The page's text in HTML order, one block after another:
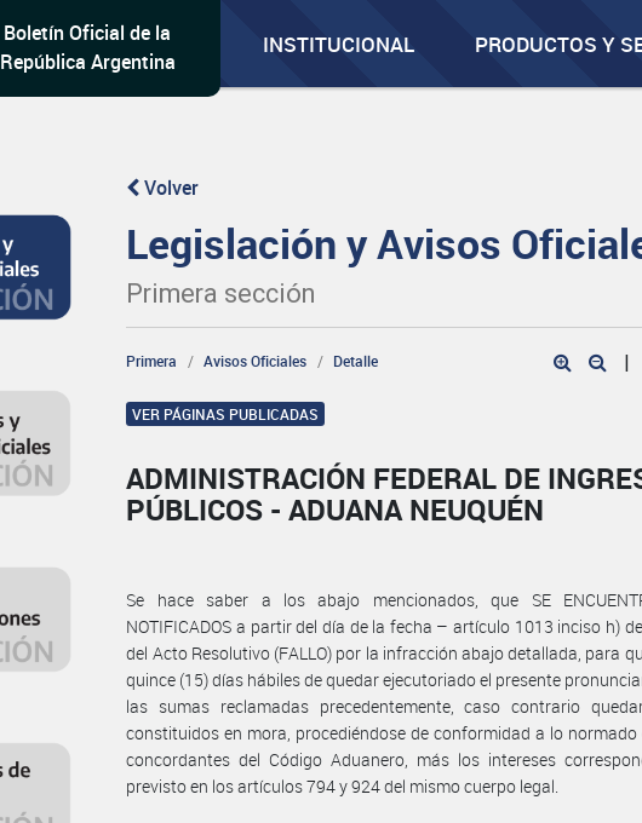
Boletín Oficial de la
República Argentina
INSTITUCIONAL PRODUCTOS Y
Volver
Legislación y Avisos
Primera sección
Primera Avisos Oficiales Detalle |
VER PÁGINAS PUBLICADAS
ADMINISTRACIÓN FEDERAL DE
PÚBLICOS - ADUANA NEUQUÉN
Se hace saber a los abajo mencionados, que SE
NOTIFICADOS a partir del día de la fecha – artículo 1013 inciso h)
del Acto Resolutivo (FALLO) por la infracción abajo detallada, para
quince (15) días hábiles de quedar ejecutoriado el presente
las sumas reclamadas precedentemente, caso contrario
constituidos en mora, procediéndose de conformidad a lo
concordantes del Código Aduanero, más los intereses
previsto en los artículos 794 y 924 del mismo cuerpo legal.